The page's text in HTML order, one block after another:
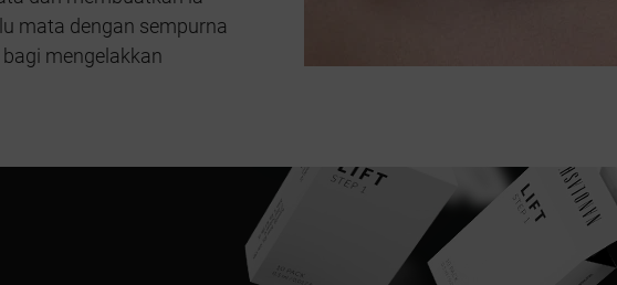
mata dengan sempurna
mengelakkan